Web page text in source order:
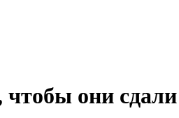
они